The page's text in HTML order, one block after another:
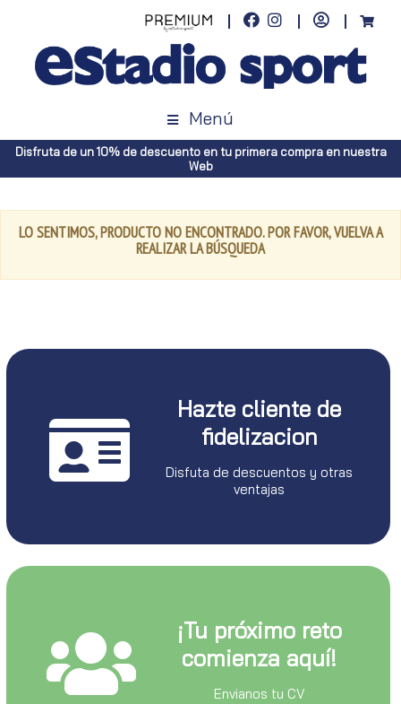
Menú
Disfruta de un 10% de descuento en tu primera compra en nuestra
Web
LO SENTIMOS, PRODUCTO NO ENCONTRADO. POR FAVOR, VUELVA A
REALIZAR LA BÚSQUEDA
Hazte cliente de
fidelizacion
Disfuta de descuentos y otras
ventajas
¡Tu próximo reto
comienza aquí!
Envianos tu CV